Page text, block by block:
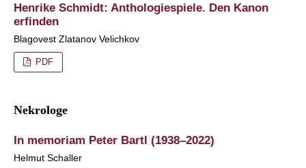
Henrike Schmidt: Anthologiespiele. Den Kanon
erfinden
Blagovest Zlatanov Velichkov
PDF
Nekrologe
In memoriam Peter Bartl (1938–2022)
Helmut Schaller